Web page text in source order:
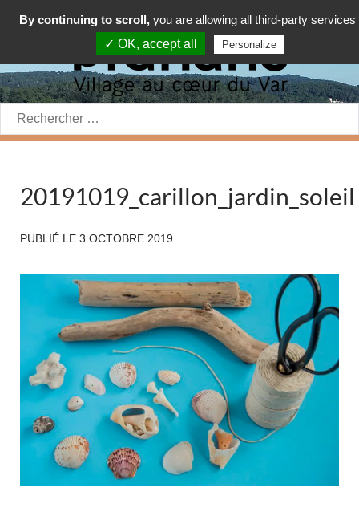
Rechercher:
20191019_carillon_jardin_soleil
PUBLIÉ LE 3 OCTOBRE 2019
By continuing to scroll, you are allowing all third-party services
✓ OK, accept all
Personalize